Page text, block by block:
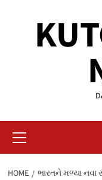
Menu
HOME ભારતને મળ્યા નવા